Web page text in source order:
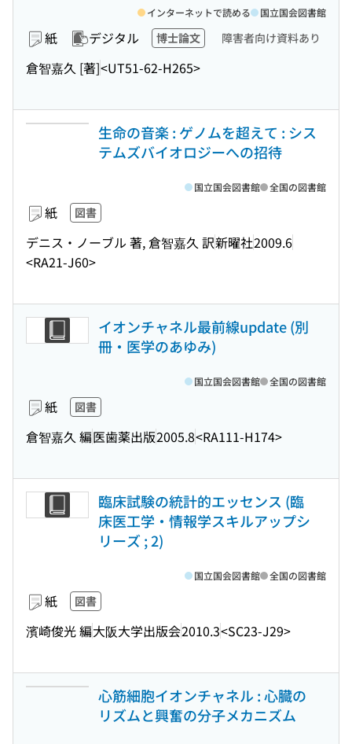
紙 デジタル 博士論文 障害者向け資料あり
倉智嘉久 [著]<UT51-62-H265>
インターネットで読める 国立国会図書館
生命の音楽 : ゲノムを超えて : シス
テムズバイオロジーへの招待
紙 図書
デニス・ノーブル 著, 倉智嘉久 訳新曜社2009.6
<RA21-J60>
国立国会図書館 全国の図書館
イオンチャネル最前線update (別
冊・医学のあゆみ)
紙 図書
倉智嘉久 編医歯薬出版2005.8<RA111-H174>
国立国会図書館 全国の図書館
臨床試験の統計的エッセンス (臨
床医工学・情報学スキルアップシ
リーズ ; 2)
紙 図書
濱崎俊光 編大阪大学出版会2010.3<SC23-J29>
国立国会図書館 全国の図書館
心筋細胞イオンチャネル : 心臓の
リズムと興奮の分子メカニズム